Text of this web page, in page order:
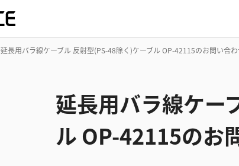
延長用バラ線ケーブル 反射型(PS-48除く)ケーブル OP-42115のお問い合わ
延長用バラ線ケー
ル OP-42115のお